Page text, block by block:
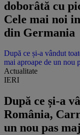
doborâtă cu
Cele mai noi
din Germania
După ce și-a vândut
mai aproape de un nou
Actualitate
IERI
După ce și-a
România,
un nou pas